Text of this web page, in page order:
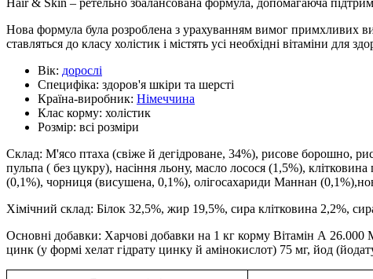
Нова формула була розроблена з урахуванням вимог примхливих
ставляться до класу холістик і містять усі необхідні вітаміни
Вік: дорослі
Специфіка: здоров'я шкіри та шерсті
Країна-виробник: Німеччина
Клас корму: холістик
Розмір: всі розміри
Склад: М'ясо птаха (свіже й дегідроване, 34%), рисове борошно,
пульпа ( без цукру), насіння льону, масло лосося (1,5%),
(0,1%), чорниця (висушена, 0,1%), олігосахариди Маннан
Хімічний склад: Білок 32,5%, жир 19,5%, сира клітковина 2,2%,
Основні добавки: Харчові добавки на 1 кг корму Вітамін А 26.000
цинк (у формі хелат гідрату цинку й амінокислот) 75 мг, йод